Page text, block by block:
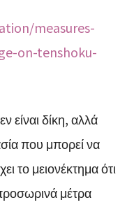
measures-
on-tenshoku-
είναι δίκη, αλλά
που μπορεί να
το μειονέκτημα ότι
μέτρα